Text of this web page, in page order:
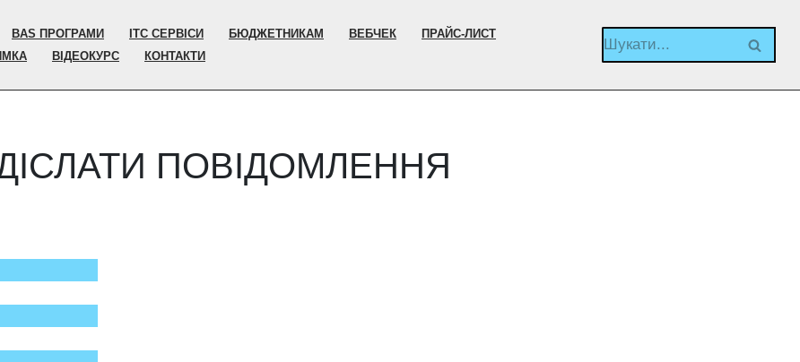
BAS ПРОГРАМИ ІТС СЕРВІСИ БЮДЖЕТНИКАМ ВЕБЧЕК
ПРАЙС-ЛИСТ
ВІДЕОКУРС КОНТАКТИ
ПОВІДОМЛЕННЯ